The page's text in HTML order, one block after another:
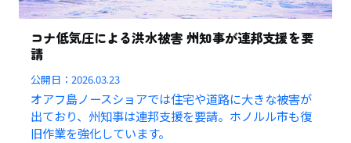
コナ低気圧による洪水被害 州知事が連邦支援を要
請
公開日：2026.03.23
オアフ島ノースショアでは住宅や道路に大きな被害が
出ており、州知事は連邦支援を要請。ホノルル市も復
旧作業を強化しています。